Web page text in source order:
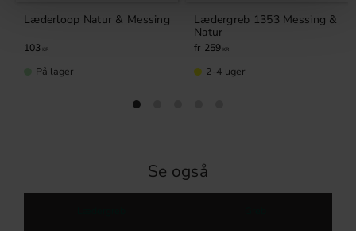
Læderloop Natur & Messing
103KR
På lager
Lædergreb 1353 Messing &
Natur
259KR
2-4 uger
Se også